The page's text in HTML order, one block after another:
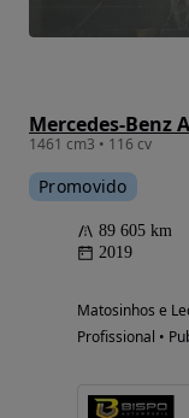
1461 cm3 • 116 cv
Promovido
89 605 km
2019
Matosinhos e
Profissional •